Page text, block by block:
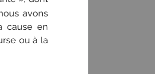
avons
cause en
ou à la